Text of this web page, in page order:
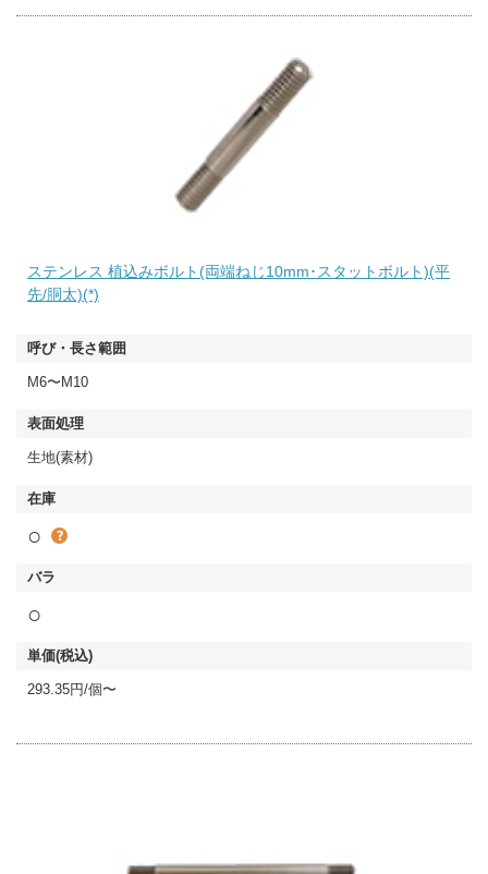
ステンレス 植込みボルト(両端ねじ10mm･スタットボルト)(平
先/胴太)(*)
M6〜M10
生地(素材)
○
○
293.35円/個〜